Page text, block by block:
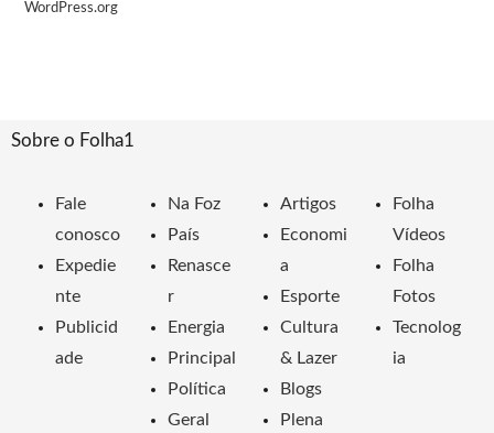
WordPress.org
Sobre o Folha1
Fale
conosco
Expedie
nte
Publicid
ade
Na Foz
País
Renasce
r
Energia
Principal
Política
Geral
Artigos
Economi
a
Esporte
Cultura
& Lazer
Blogs
Plena
Folha
Vídeos
Folha
Fotos
Tecnolog
ia